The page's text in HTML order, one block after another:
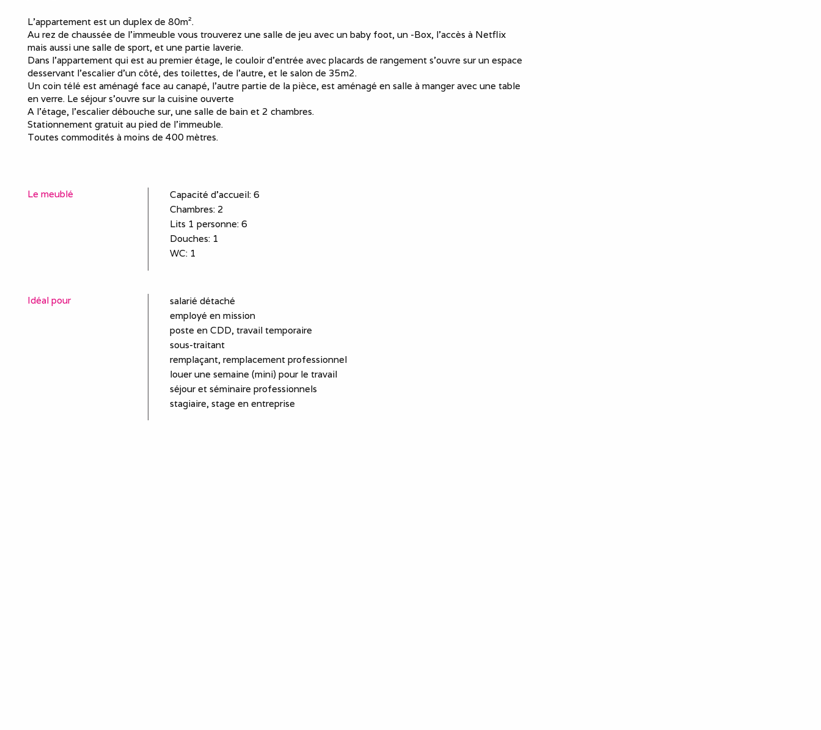
L’appartement est un duplex de 80m².
Au rez de chaussée de l'immeuble vous trouverez une salle de jeu avec un baby foot, un -Box, l'accès à Netflix
mais aussi une salle de sport, et une partie laverie.
Dans l'appartement qui est au premier étage, le couloir d’entrée avec placards de rangement s’ouvre sur un espace
desservant l’escalier d’un côté, des toilettes, de l’autre, et le salon de 35m2.
Un coin télé est aménagé face au canapé, l’autre partie de la pièce, est aménagé en salle à manger avec une table
en verre. Le séjour s’ouvre sur la cuisine ouverte
A l’étage, l’escalier débouche sur, une salle de bain et 2 chambres.
Stationnement gratuit au pied de l'immeuble.
Toutes commodités à moins de 400 mètres.
Le meublé Capacité d'accueil: 6
Chambres: 2
Lits 1 personne: 6
Douches: 1
WC: 1
Idéal pour
salarié détaché
employé en mission
poste en CDD, travail temporaire
sous-traitant
remplaçant, remplacement professionnel
louer une semaine (mini) pour le travail
séjour et séminaire professionnels
stagiaire, stage en entreprise